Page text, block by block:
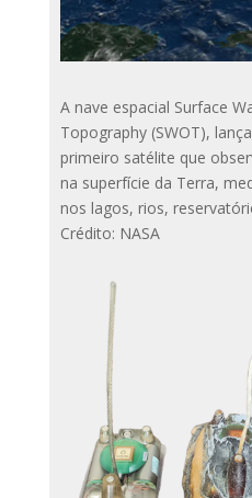
A nave espacial Surface
Topography (SWOT),
primeiro satélite que
na superfície da Terra,
nos lagos, rios,
Crédito: NASA